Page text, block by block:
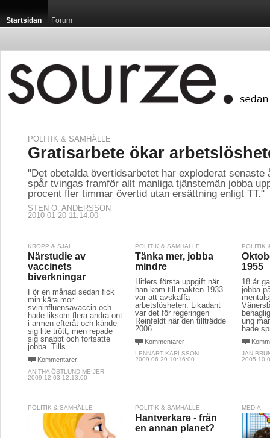
Startsidan Forum
POLITIK & SAMHÄLLE
Gratisarbete ökar
"Det obetalda övertidsarbetet har exploderat senaste
spår tvingas framför allt manliga tjänstemän jobba
procent fler timmar övertid utan ersättning enligt TT."
STEN O. ANDERSSON
2010-01-20 11:14:00
KROPP & SJÄL
Närstudie av
vaccinets
biverkningar
För en månad sedan fick
min kära mor
svininfluensavaccin och
hade liksom flera andra ont
i armen efteråt och kände
sig lite trött, men repade
sig snabbt och fortsatte
jobba. Tills...
Kommentarer
ANITHA ÖSTLUND MEIJER
2009-12-03 12:13:00
POLITIK & SAMHÄLLE
Tänka mer, jobba
mindre
Hitlers första uppgift när
han kom till makten 1933
var att avskaffa
arbetslösheten. Likadant
var det för regeringen
Reinfeldt när den tillträdde
2006
Kommentarer
LENNART KARLSSON
2009-06-29 10:16:00
POLITIK
1955
18 år
jobba
ung
hade
JAN
2005-10-
POLITIK & SAMHÄLLE POLITIK & SAMHÄLLE
Hantverkare - från
en annan planet?
MEDIA